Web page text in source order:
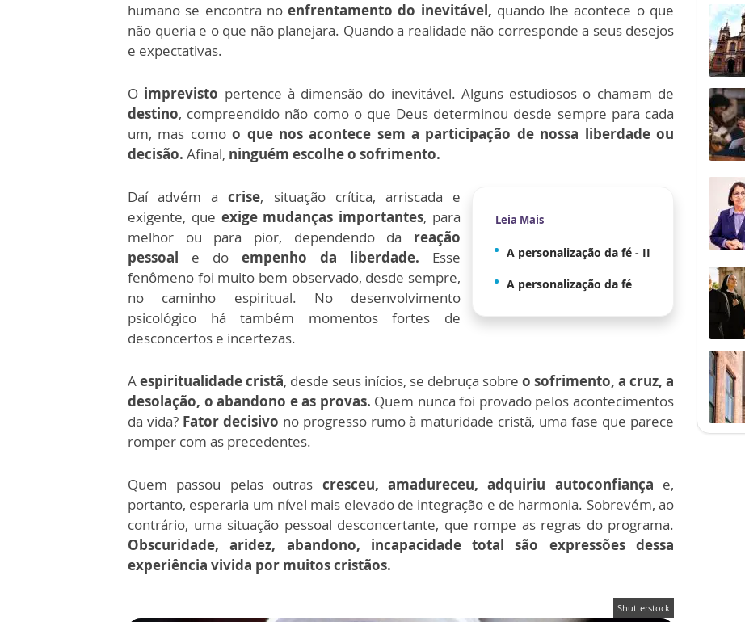
humano se encontra noenfrentamento do inevitável, quando lhe acontece o que
não queria e o que não planejara. Quando a realidade não corresponde a seus desejos
e expectativas.
O imprevisto pertence à dimensão do inevitável. Alguns estudiosos o chamam de
destino, compreendido não como o que Deus determinou desde sempre para cada
um, mas comoo que nos acontece sem a participação de nossa liberdade ou
decisão. Afinal, ninguém escolhe o sofrimento.
Leia Mais
A personalização da fé - II
A personalização da fé
Daí advém acrise, situação crítica, arriscada e
exigente, que exige mudanças importantes, para
melhor ou para pior, dependendo da reação
pessoal e do empenho da liberdade. Esse
fenômeno foi muito bem observado, desde sempre,
no caminho espiritual. No desenvolvimento
psicológico há também momentos fortes de
desconcertos e incertezas.
Aespiritualidade cristã, desde seus inícios, se debruça sobre o sofrimento, a cruz, a
desolação, o abandono e as provas. Quem nunca foi provado pelos acontecimentos
da vida? Fator decisivo no progresso rumo à maturidade cristã, uma fase que parece
romper com as precedentes.
Quem passou pelas outras cresceu, amadureceu, adquiriu autoconfiança e,
portanto, esperaria um nível mais elevado de integração e de harmonia. Sobrevém, ao
contrário, uma situação pessoal desconcertante, que rompe as regras do programa.
Obscuridade, aridez, abandono, incapacidade total são expressões dessa
experiência vivida por muitos cristãos.
Shutterstock